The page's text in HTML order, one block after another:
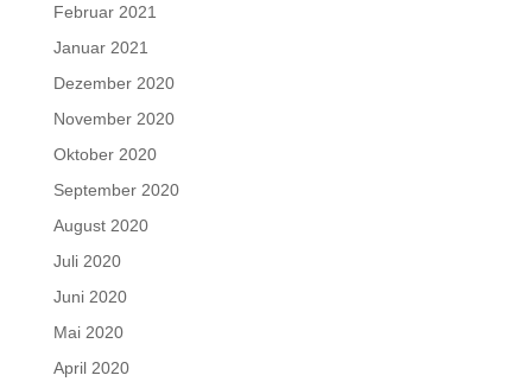
Februar 2021
Januar 2021
Dezember 2020
November 2020
Oktober 2020
September 2020
August 2020
Juli 2020
Juni 2020
Mai 2020
April 2020